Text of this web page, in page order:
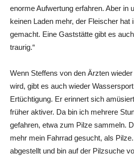
enorme Aufwertung erfahren. Aber in
keinen Laden mehr, der Fleischer hat
gemacht. Eine Gaststätte gibt es
traurig.“
Wenn Steffens von den Ärzten
wird, gibt es auch wieder
Ertüchtigung. Er erinnert sich
früher aktiver. Da bin ich mehrere
gefahren, etwa zum Pilze sammeln.
mehr mein Fahrrad gesucht, als
abgestellt und bin auf der Pilzsuche